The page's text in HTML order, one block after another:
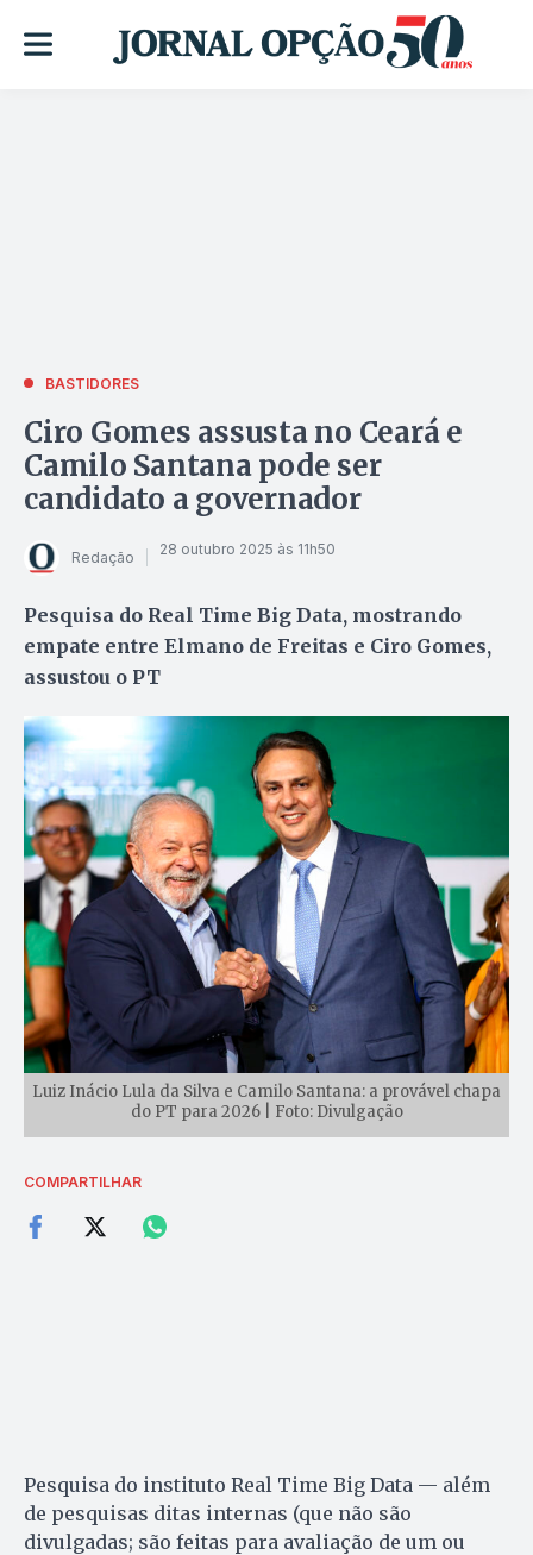
BASTIDORES
Ciro Gomes assusta no Ceará e
Camilo Santana pode ser
candidato a governador
Redação 28 outubro 2025 às 11h50
Pesquisa do Real Time Big Data, mostrando
empate entre Elmano de Freitas e Ciro Gomes,
assustou o PT
Luiz Inácio Lula da Silva e Camilo Santana: a provável chapa
do PT para 2026 | Foto: Divulgação
COMPARTILHAR
Pesquisa do instituto Real Time Big Data — além
de pesquisas ditas internas (que não são
divulgadas; são feitas para avaliação de um ou